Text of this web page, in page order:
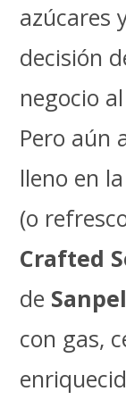
azúcares
decisión
negocio
Pero aún
lleno en
(o
Crafted
de
con gas,